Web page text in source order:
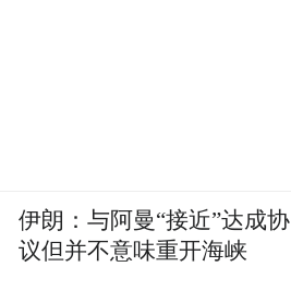
伊朗：与阿曼“接近”达成协
议但并不意味重开海峡